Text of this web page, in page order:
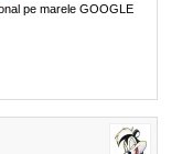
pe marele GOOGLE